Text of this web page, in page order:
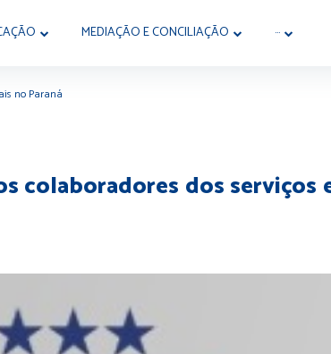
MEDIAÇÃO E CONCILIAÇÃO ···
no Paraná
colaboradores dos serviços